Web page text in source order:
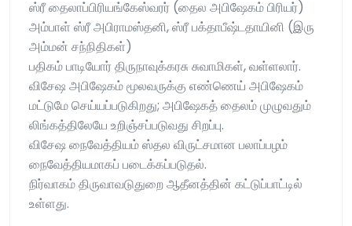
ஸ்ரீ தைலாப்பிரியங்கேஸ்வரர் (தைல அபிஷேகம் பிரியர்)
அம்பாள் ஸ்ரீ அபிராமஸ்தனி, ஸ்ரீ பக்தாபீஷ்டதாயினி (இரு
அம்மன் சந்நிதிகள்)
பதிகம் பாடியோர் திருநாவுக்கரசு சுவாமிகள், வள்ளலார்.
விசேஷ அபிஷேகம் மூலவருக்கு எண்ணெய் அபிஷேகம்
மட்டுமே செய்யப்படுகிறது; அபிஷேகத் தைலம் முழுவதும்
லிங்கத்திலேயே உறிஞ்சப்படுவது சிறப்பு.
விசேஷ நைவேத்தியம் ஸ்தல விருட்சமான பலாப்பழம்
நைவேத்தியமாகப் படைக்கப்படுதல்.
நிர்வாகம் திருவாவடுதுறை ஆதீனத்தின் கட்டுப்பாட்டில்
உள்ளது.